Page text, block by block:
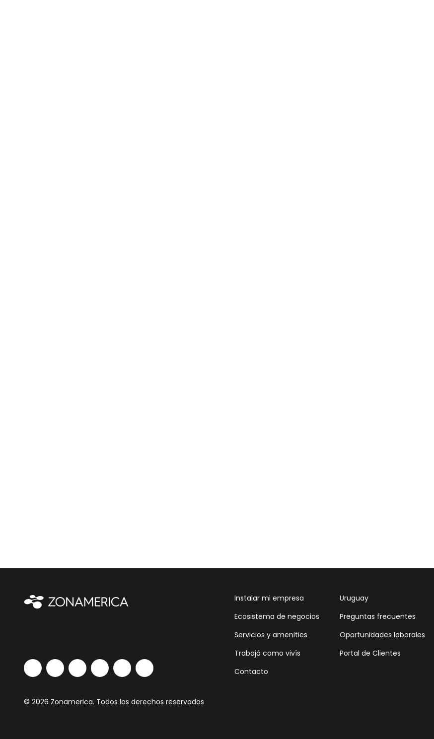
Instalar mi empresa
Ecosistema de negocios
Servicios y amenities
Trabajá como vivís
Contacto
Uruguay
Preguntas frecuentes
Oportunidades laborales
Portal de Clientes
© 2026 Zonamerica. Todos los derechos reservados